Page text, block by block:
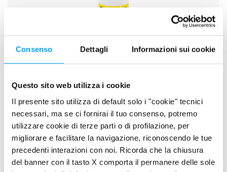
Consenso Dettagli Informazioni sui cookie
Questo sito web utilizza i cookie
Il presente sito utilizza di default solo i "cookie" tecnici
necessari, ma se ci fornirai il tuo consenso, potremo
utilizzare cookie di terze parti o di profilazione, per
migliorare e facilitare la navigazione, riconoscendo le tue
precedenti interazioni con noi. Ricorda che la chiusura
del banner con il tasto X comporta il permanere delle sole
SPECIAL GREASE (NLGI 2)